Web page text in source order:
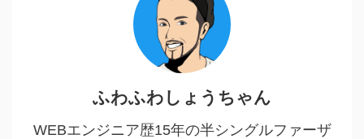
ふわふわしょうちゃん
WEBエンジニア歴15年の半シングルファーザ